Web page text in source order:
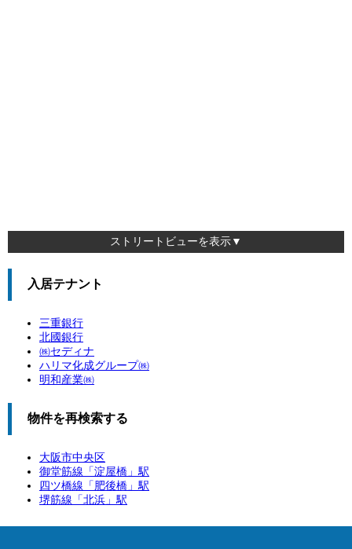
ストリートビューを表示▼
入居テナント
三重銀行
北國銀行
㈱セディナ
ハリマ化成グループ㈱
明和産業㈱
物件を再検索する
大阪市中央区
御堂筋線「 淀屋橋 」駅
四ツ橋線「 肥後橋 」駅
堺筋線「 北浜 」駅